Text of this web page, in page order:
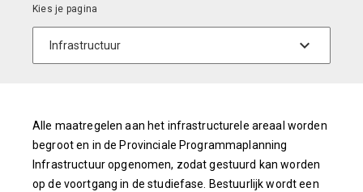
Alle maatregelen aan het infrastructurele areaal worden
begroot en in de Provinciale Programmaplanning
Infrastructuur opgenomen, zodat gestuurd kan worden
op de voortgang in de studiefase. Bestuurlijk wordt een